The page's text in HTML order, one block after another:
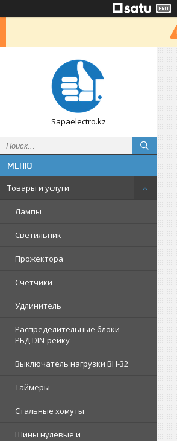
Sapaelectro.kz
Товары и услуги
Лампы
Светильник
Прожектора
Счетчики
Удлинитель
Распределительные блоки
РБД DIN-рейку
Выключатель нагрузки ВН-32
Таймеры
Стальные хомуты
Шины нулевые и